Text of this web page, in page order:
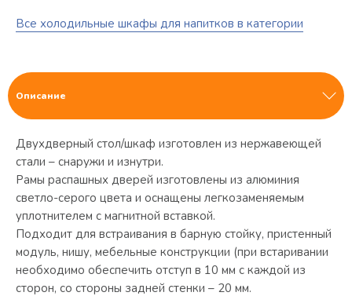
Все холодильные шкафы для напитков в категории
Описание
Двухдверный стол/шкаф изготовлен из нержавеющей
стали – снаружи и изнутри.
Рамы распашных дверей изготовлены из алюминия
светло-серого цвета и оснащены легкозаменяемым
уплотнителем с магнитной вставкой.
Подходит для встраивания в барную стойку, пристенный
модуль, нишу, мебельные конструкции (при встаривании
необходимо обеспечить отступ в 10 мм с каждой из
сторон, со стороны задней стенки – 20 мм.